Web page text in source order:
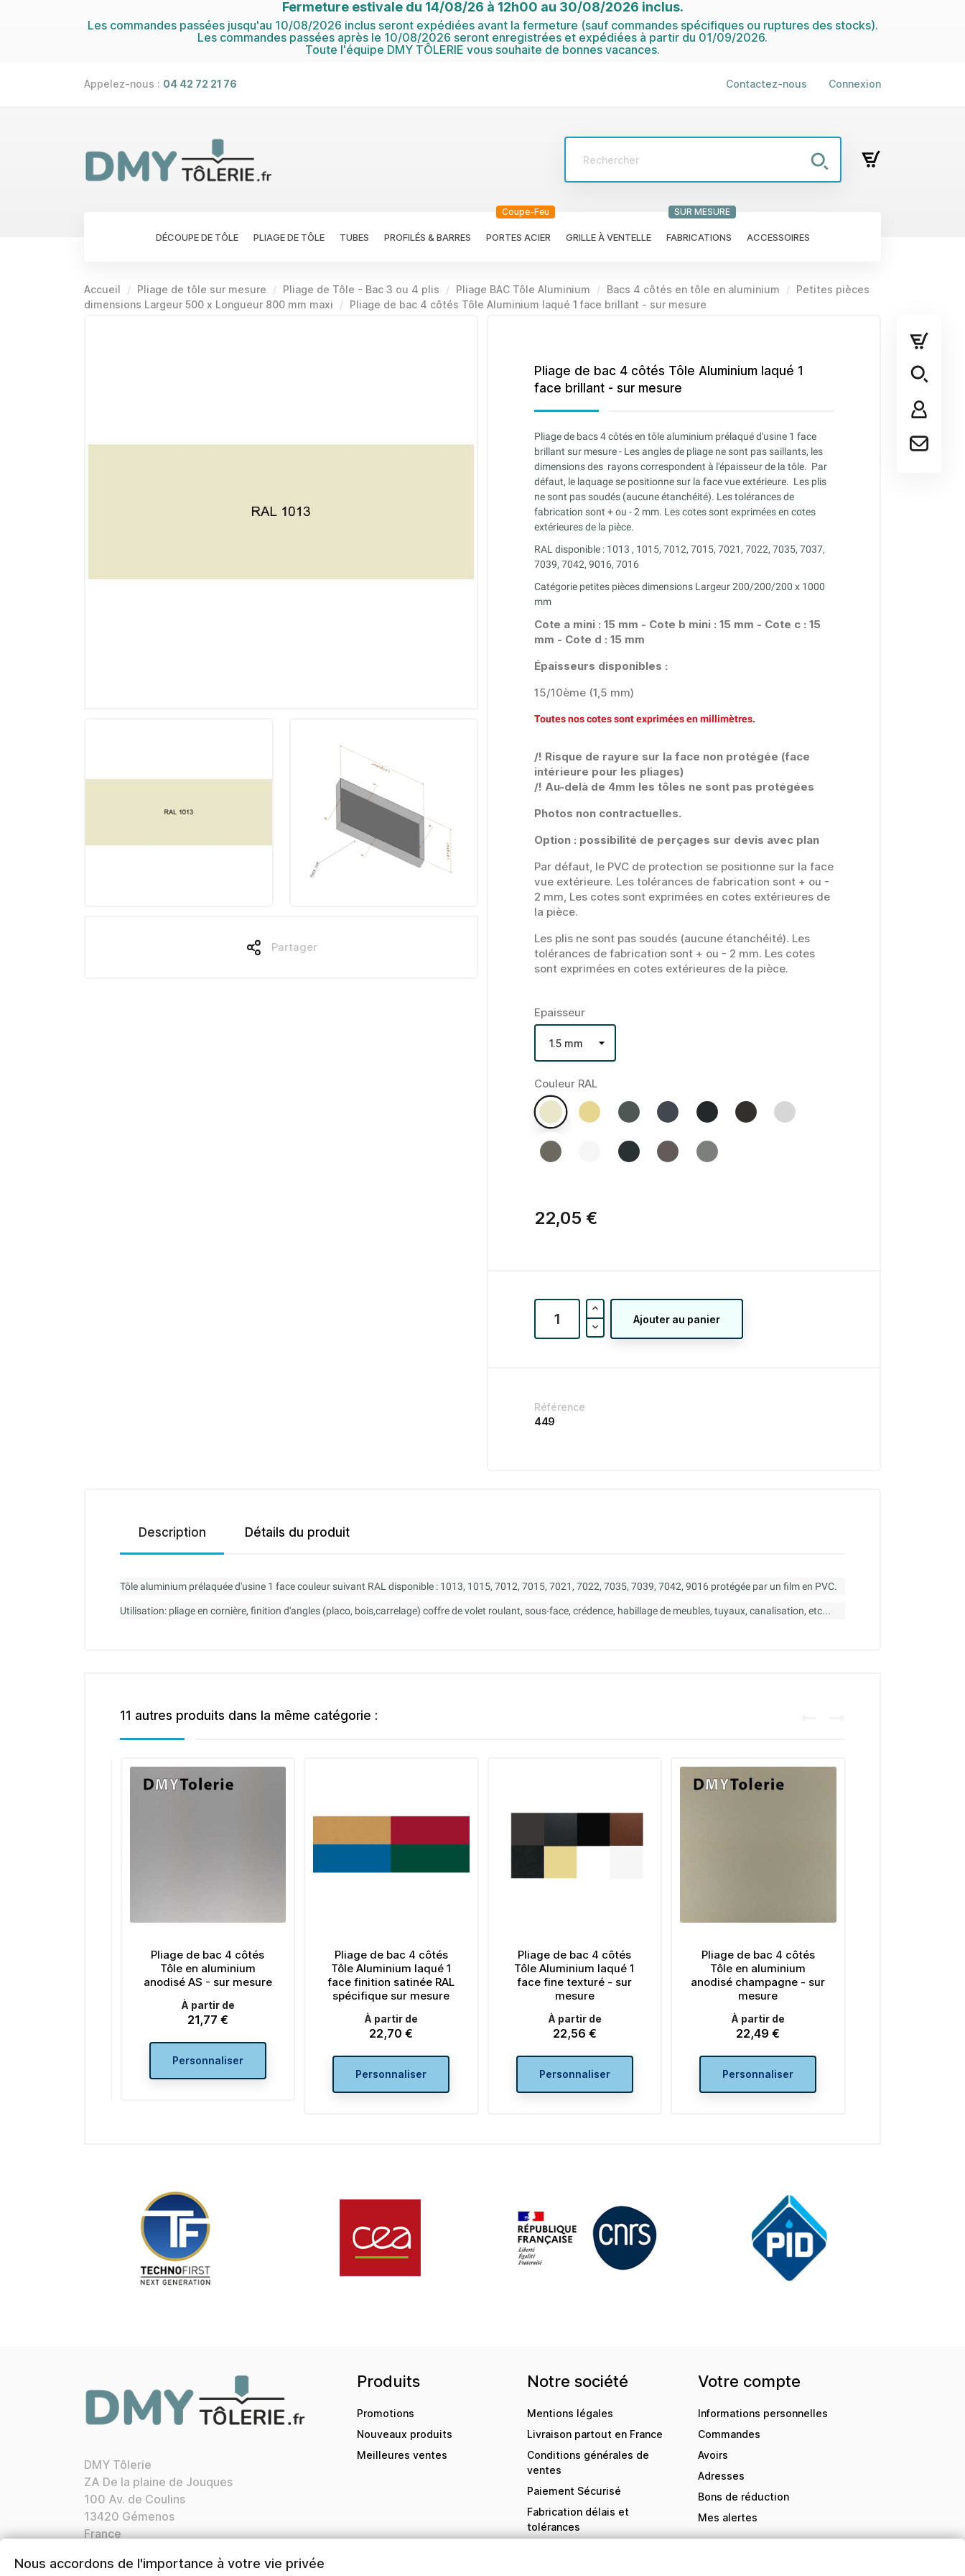
Fermeture estivale du 14/08/26 à 12h00 au 30/08/2026 inclus.
Les commandes passées jusqu'au 10/08/2026 inclus seront expédiées avant la fermeture (sauf commandes spécifiques ou ruptures des stocks).
Les commandes passées après le 10/08/2026 seront enregistrées et expédiées à partir du 01/09/2026.
Toute l'équipe DMY TÔLERIE vous souhaite de bonnes vacances.
Appelez-nous : 04 42 72 21 76 Contactez-nous Connexion
DÉCOUPE DE TÔLE PLIAGE DE TÔLE TUBES PROFILÉS & BARRES PORTES ACIER
Coupe-Feu
GRILLE À VENTELLE FABRICATIONS
SUR MESURE
ACCESSOIRES
Accueil Pliage de tôle sur mesure Pliage de Tôle - Bac 3 ou 4 plis Pliage BAC Tôle Aluminium Bacs 4 côtés en tôle en aluminium
Petites pièces
dimensions Largeur 500 x Longueur 800 mm maxi
Pliage de bac 4 côtés Tôle Aluminium laqué 1 face brillant - sur mesure
Partager
Pliage de bac 4 côtés Tôle Aluminium laqué 1
face brillant - sur mesure
Pliage de bacs 4 côtés en tôle aluminium prélaqué d'usine 1 face
brillant sur mesure - Les angles de pliage ne sont pas saillants, les
dimensions des rayons correspondent à l'épaisseur de la tôle. Par
défaut, le laquage se positionne sur la face vue extérieure. Les plis
ne sont pas soudés (aucune étanchéité). Les tolérances de
fabrication sont + ou - 2 mm. Les cotes sont exprimées en cotes
extérieures de la pièce.
RAL disponible : 1013 , 1015, 7012, 7015, 7021, 7022, 7035, 7037,
7039, 7042, 9016, 7016
Catégorie petites pièces dimensions Largeur 200/200/200 x 1000
mm
Cote a mini : 15 mm - Cote b mini : 15 mm - Cote c : 15
mm - Cote d : 15 mm
Épaisseurs disponibles :
15/10ème (1,5 mm)
Toutes nos cotes sont exprimées en millimètres.
/! Risque de rayure sur la face non protégée (face
intérieure pour les pliages)
/! Au-delà de 4mm les tôles ne sont pas protégées
Photos non contractuelles.
Option : possibilité de perçages sur devis avec plan
Par défaut, le PVC de protection se positionne sur la face
vue extérieure. Les tolérances de fabrication sont + ou -
2 mm, Les cotes sont exprimées en cotes extérieures de
la pièce.
Les plis ne sont pas soudés (aucune étanchéité). Les
tolérances de fabrication sont + ou - 2 mm. Les cotes
sont exprimées en cotes extérieures de la pièce.
Epaisseur
Couleur RAL
22,05 €
Ajouter au panier
Référence
449
Description Détails du produit
Tôle aluminium prélaquée d'usine 1 face couleur suivant RAL disponible : 1013, 1015, 7012, 7015, 7021, 7022, 7035, 7039, 7042, 9016 protégée par un film en PVC.
Utilisation: pliage en cornière, finition d'angles (placo, bois,carrelage) coffre de volet roulant, sous-face, crédence, habillage de meubles, tuyaux, canalisation, etc...
11 autres produits dans la même catégorie :
Pliage de bac 4 côtés
Tôle en aluminium
anodisé AS - sur mesure
Personnaliser
Pliage de bac 4 côtés
Tôle Aluminium laqué 1
face finition satinée RAL
spécifique sur mesure
À partir de
Personnaliser
Pliage de bac 4 côtés
Tôle Aluminium laqué 1
face fine texturé - sur
Personnaliser
Pliage de bac 4 côtés
Tôle en aluminium
anodisé champagne - sur
À partir de
Personnaliser
grain de riz - sur mesure
DMY Tôlerie
ZA De la plaine de Jouques
100 Av. de Coulins
13420 Gémenos
France
Nos horaires:Lun. Ven. 8h30 12h00 13h30
Produits
Promotions
Nouveaux produits
Meilleures ventes
Notre société
Mentions légales
Livraison partout en France
Conditions générales de
ventes
Paiement Sécurisé
Fabrication délais et
tolérances
Votre compte
Informations personnelles
Commandes
Avoirs
Adresses
Bons de réduction
Mes alertes
Nous accordons de l'importance à votre vie privée